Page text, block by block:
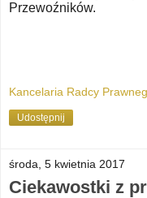
Przewoźników.
Kancelaria Radcy
Udostępnij
środa, 5 kwietnia 2017
Ciekawostki z